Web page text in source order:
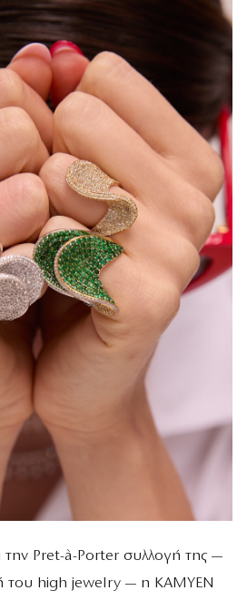
την Pret-à-Porter συλλογή της —
του high jewelry — η KAMYEN